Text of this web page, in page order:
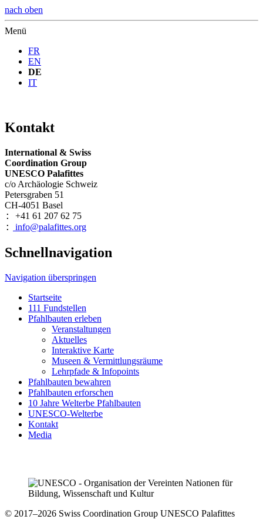
nach oben
Menü
FR
EN
DE
IT
Kontakt
International & Swiss
Coordination Group
UNESCO Palafittes
c/o Archäologie Schweiz
Petersgraben 51
CH-4051 Basel
: +41 61 207 62 75
: info@palafittes.org
Schnellnavigation
Navigation überspringen
Startseite
111 Fundstellen
Pfahlbauten erleben
Veranstaltungen
Aktuelles
Interaktive Karte
Museen & Vermittlungsräume
Lehrpfade & Infopoints
Pfahlbauten bewahren
Pfahlbauten erforschen
10 Jahre Welterbe Pfahlbauten
UNESCO-Welterbe
Kontakt
Media
© 2017–2026 Swiss Coordination Group UNESCO Palafittes